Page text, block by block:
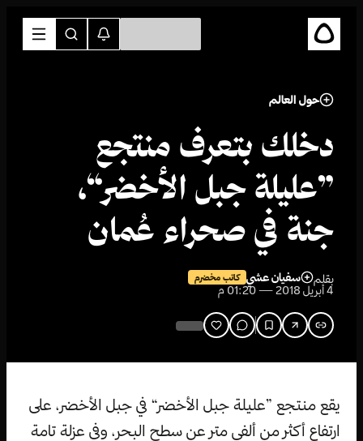
حول العالم
دخلك بتعرف منتجع
”عليلة جبل الأخضر“،
جنة في صحراء عُمان
بقلم سفيان عشي كاتب مخضرم
4 أبريل 2018 — 01:20 م
يقع منتجع ”عليلة جبل الأخضر“ في جبل الأخضر، على
ارتفاع أكثر من ألفي متر عن سطح البحر، وفي عزلة تامة